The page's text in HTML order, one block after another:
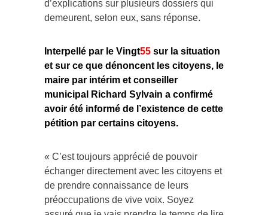
d’explications sur plusieurs dossiers qui
demeurent, selon eux, sans réponse.
Interpellé par le Vingt55 sur la situation
et sur ce que dénoncent les citoyens, le
maire par intérim et conseiller
municipal Richard Sylvain a confirmé
avoir été informé de l’existence de cette
pétition par certains citoyens.
« C’est toujours apprécié de pouvoir
échanger directement avec les citoyens et
de prendre connaissance de leurs
préoccupations de vive voix. Soyez